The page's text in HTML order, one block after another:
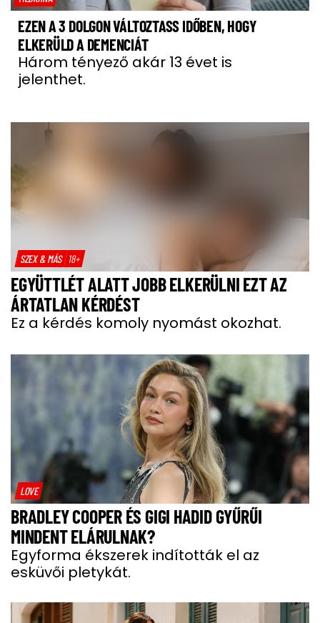
EZEN A 3 DOLGON VÁLTOZTASS IDŐBEN, HOGY
ELKERÜLD A DEMENCIÁT
Három tényező akár 13 évet is
jelenthet.
SZEX & MÁS 18+
EGYÜTTLÉT ALATT JOBB ELKERÜLNI EZT AZ
ÁRTATLAN KÉRDÉST
Ez a kérdés komoly nyomást okozhat.
LOVE
BRADLEY COOPER ÉS GIGI HADID GYŰRŰI
MINDENT ELÁRULNAK?
Egyforma ékszerek indították el az
esküvői pletykát.